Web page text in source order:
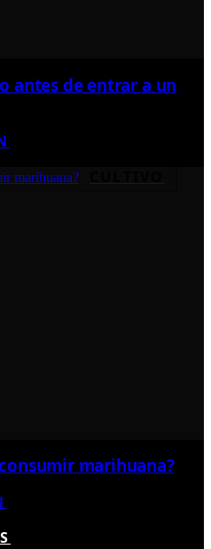
antes de entrar a un
marihuana?